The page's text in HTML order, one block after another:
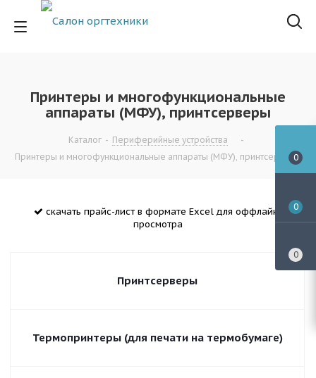
Принтеры и многофункциональные
аппараты (МФУ), принтсерверы
Каталог - Периферийные устройства
-
Принтеры и многофункциональные аппараты (МФУ), принтсерверы
скачать прайс-лист в формате Excel для оффлайн-
просмотра
Принтсерверы
Термопринтеры (для печати на термобумаге)
0
0
0